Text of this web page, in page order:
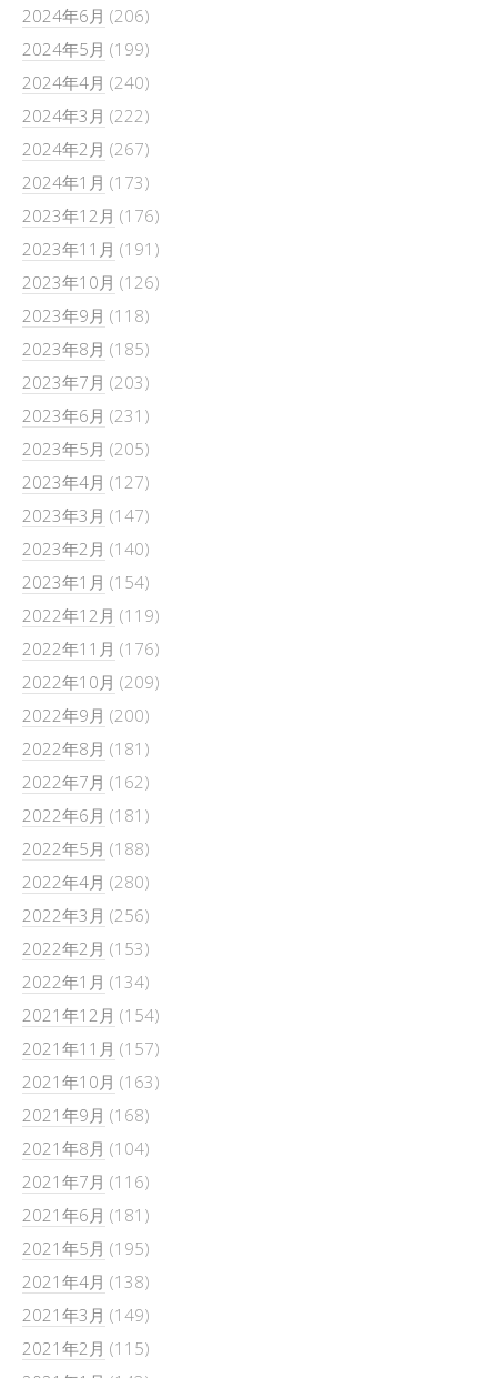
2024年6月 (206)
2024年5月 (199)
2024年4月 (240)
2024年3月 (222)
2024年2月 (267)
2024年1月 (173)
2023年12月 (176)
2023年11月 (191)
2023年10月 (126)
2023年9月 (118)
2023年8月 (185)
2023年7月 (203)
2023年6月 (231)
2023年5月 (205)
2023年4月 (127)
2023年3月 (147)
2023年2月 (140)
2023年1月 (154)
2022年12月 (119)
2022年11月 (176)
2022年10月 (209)
2022年9月 (200)
2022年8月 (181)
2022年7月 (162)
2022年6月 (181)
2022年5月 (188)
2022年4月 (280)
2022年3月 (256)
2022年2月 (153)
2022年1月 (134)
2021年12月 (154)
2021年11月 (157)
2021年10月 (163)
2021年9月 (168)
2021年8月 (104)
2021年7月 (116)
2021年6月 (181)
2021年5月 (195)
2021年4月 (138)
2021年3月 (149)
2021年2月 (115)